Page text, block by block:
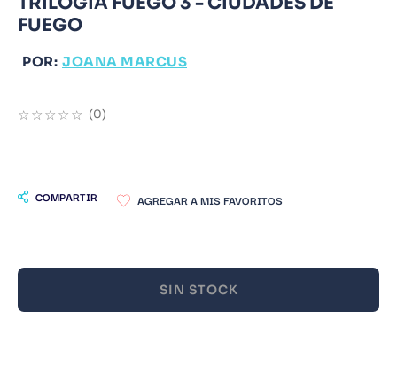
FUEGO
POR: JOANA MARCUS
☆☆☆☆☆ (0)
COMPARTIR
SIN STOCK
9. Warhammer
10. Infantil